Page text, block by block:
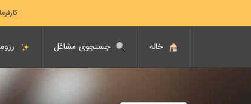
خانه جستجوی مشاغل